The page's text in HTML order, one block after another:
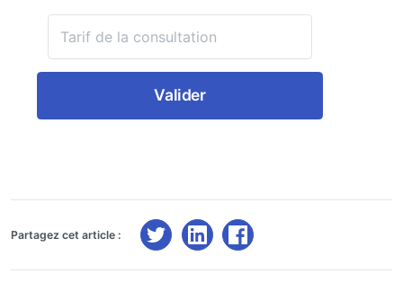
Valider
Partagez cet article :